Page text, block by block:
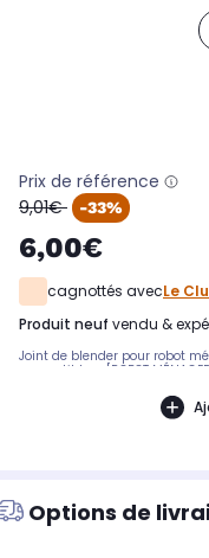
Prix de référence
oldPrice
9,01€ -33%
6,00€
cagnottés avecLe
produit neuf vendu &
Joint de blender pour robot
compatibles : [ROBOT
Options de